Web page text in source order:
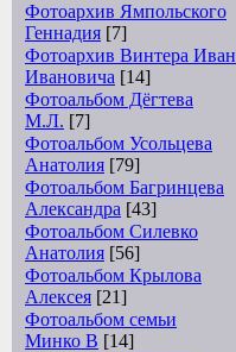
Фотоархив Ямпольского
Геннадия [7]
Фотоархив Винтера Иван
Ивановича [14]
Фотоальбом Дёгтева
М.Л. [7]
Фотоальбом Усольцева
Анатолия [79]
Фотоальбом Багринцева
Александра [43]
Фотоальбом Силевко
Анатолия [56]
Фотоальбом Крылова
Алексея [21]
Фотоальбом семьи
Минко В [14]